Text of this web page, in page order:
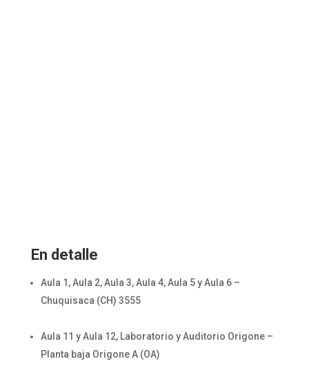
En detalle
Aula 1, Aula 2, Aula 3, Aula 4, Aula 5 y Aula 6 –
Chuquisaca (CH) 3555
Aula 11 y Aula 12, Laboratorio y Auditorio Origone –
Planta baja Origone A (OA)